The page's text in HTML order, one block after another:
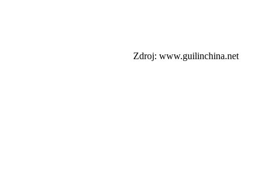
Zdroj: www.guilinchina.net